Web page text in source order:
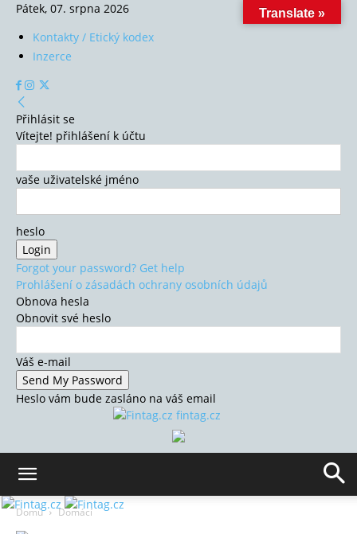
Pátek, 07. srpna 2026
Kontakty / Etický kodex
Inzerce
Přihlásit se
Vítejte! přihlášení k účtu
vaše uživatelské jméno
heslo
Forgot your password? Get help
Prohlášení o zásadách ochrany osobních údajů
Obnova hesla
Obnovit své heslo
Váš e-mail
Heslo vám bude zasláno na váš email
fintag.cz
Domů Domácí
Translate »